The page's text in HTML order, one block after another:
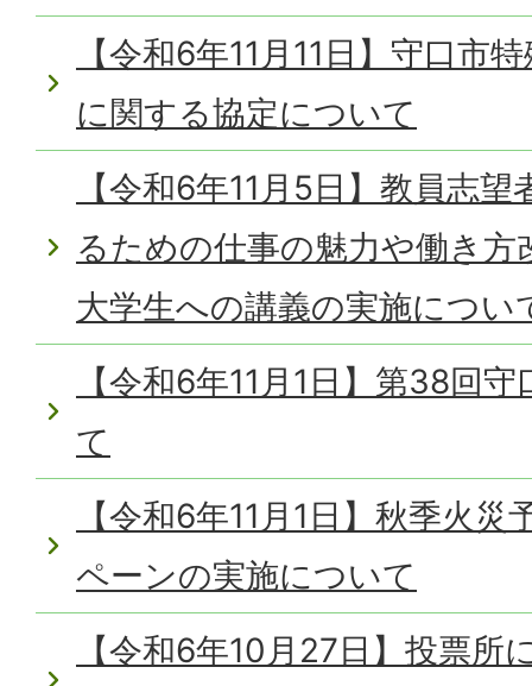
【令和6年11月11日】守口市
に関する協定について
【令和6年11月5日】教員志
るための仕事の魅力や働き方
大学生への講義の実施につい
【令和6年11月1日】第38回
て
【令和6年11月1日】秋季火
ペーンの実施について
【令和6年10月27日】投票所